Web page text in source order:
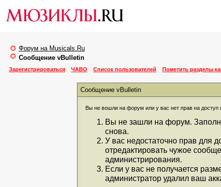
Форум на Musicals.Ru
Сообщение vBulletin
Зарегистрироваться ЧАВО Список пользователей Пометить разделы
Сообщение vBulletin
Вы не вошли на форум или у вас нет прав на доступ
Вы не зашли на форум.
снова.
У вас недостаточно прав для
отредактировать чужое
администрирования.
Если у вас не получается
администратор удалил ваш